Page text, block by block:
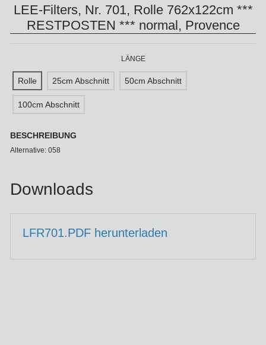
LEE-Filters, Nr. 701, Rolle 762x122cm ***
RESTPOSTEN *** normal, Provence
LÄNGE
Rolle 25cm Abschnitt 50cm Abschnitt
100cm Abschnitt
BESCHREIBUNG
Alternative: 058
Downloads
LFR701.PDF herunterladen